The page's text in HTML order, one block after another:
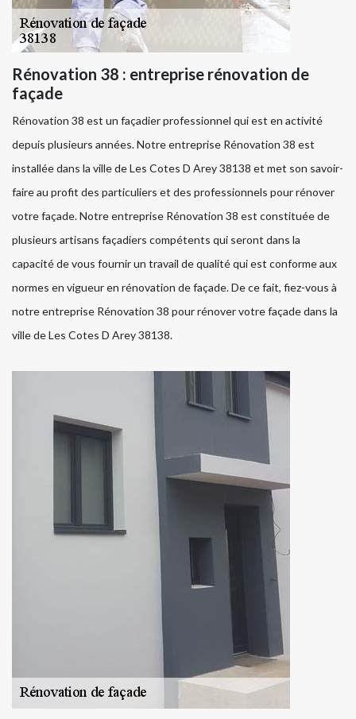
Rénovation 38 : entreprise rénovation de
façade
Rénovation 38 est un façadier professionnel qui est en activité
depuis plusieurs années. Notre entreprise Rénovation 38 est
installée dans la ville de Les Cotes D Arey 38138 et met son savoir-
faire au profit des particuliers et des professionnels pour rénover
votre façade. Notre entreprise Rénovation 38 est constituée de
plusieurs artisans façadiers compétents qui seront dans la
capacité de vous fournir un travail de qualité qui est conforme aux
normes en vigueur en rénovation de façade. De ce fait, fiez-vous à
notre entreprise Rénovation 38 pour rénover votre façade dans la
ville de Les Cotes D Arey 38138.